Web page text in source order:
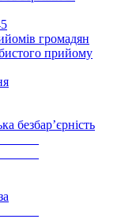
громадян
прийому
безбар’єрність